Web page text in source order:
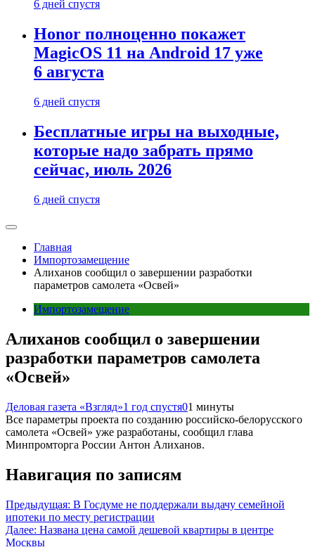
6 дней спустя
Honor полноценно покажет
MagicOS 11 на Android 17 уже
6 августа
6 дней спустя
Бесплатные игры на выходные,
которые надо забрать прямо
сейчас, июль 2026
6 дней спустя
Главная
Импортозамещение
Алиханов сообщил о завершении разработки
параметров самолета «Освей»
Импортозамещение
Алиханов сообщил о завершении
разработки параметров самолета
«Освей»
Деловая газета «Взгляд»1 год спустя01 минуты
Все параметры проекта по созданию российско-белорусского
самолета «Освей» уже разработаны, сообщил глава
Минпромторга России Антон Алиханов.
Навигация по записям
Предыдущая: В Госдуме не поддержали выдачу семейной
ипотеки по месту регистрации
Далее: Названа цена самой дешевой квартиры в центре
Москвы